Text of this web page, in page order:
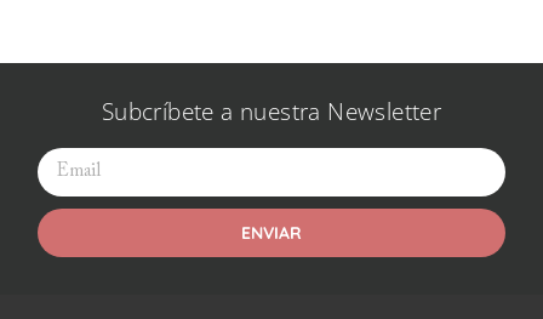
Subcríbete a nuestra Newsletter
ENVIAR